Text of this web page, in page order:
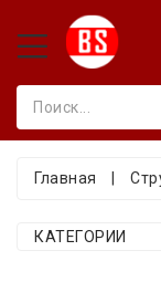
Главная
КАТЕГОРИИ